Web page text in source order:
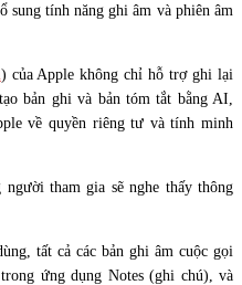
sung tính năng ghi âm và phiên âm
) của Apple không chỉ hỗ trợ ghi lại
bản ghi và bản tóm tắt bằng AI,
về quyền riêng tư và tính minh
tham gia sẽ nghe thấy thông
tất cả các bản ghi âm cuộc gọi
ứng dụng Notes (ghi chú), và